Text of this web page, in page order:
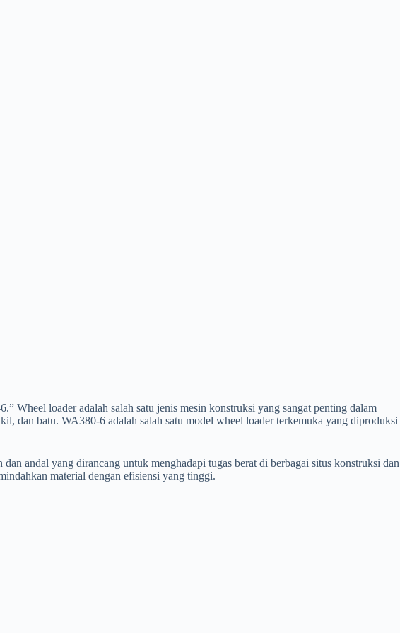
Wheel loader adalah salah satu jenis mesin konstruksi yang sangat penting dalam
dan batu. WA380-6 adalah salah satu model wheel loader terkemuka yang diproduksi
andal yang dirancang untuk menghadapi tugas berat di berbagai situs konstruksi dan
material dengan efisiensi yang tinggi.